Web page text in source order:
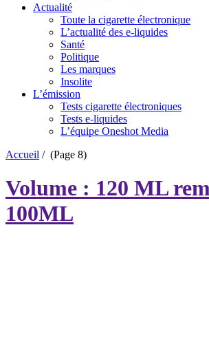
Actualité
Toute la cigarette électronique
L’actualité des e-liquides
Santé
Politique
Les marques
Insolite
L’émission
Tests cigarette électroniques
Tests e-liquides
L’équipe Oneshot Media
Accueil / (Page 8)
Volume : 120 ML
100ML